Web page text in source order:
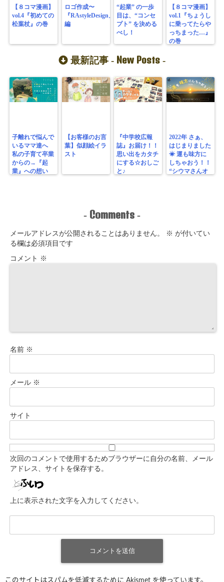
【８コマ漫画】
vol.4『初めての
松葉杖』の巻
ロゴ作成〜
『RAstyleDesign』
編
“起業” の一歩
目は、“コンセ
プト” を決める
べし！
【８コマ漫画】
vol.1『ちょうし
に乗ってたらや
っちまった…』
の巻
最新記事 - New Posts -
子離れで悩んで
いるママ達へ
私の子育て卒業
からの→『起
業』への想い
【お客様のお言
葉】似顔絵イラ
スト
『中学校広報
誌』お届け！！
思い出をカタチ
にする☆おしご
と♪
2022年 さぁ、
はじまりました
☀︎ 運も味方に
しちゃおう！！
“シウマさんオ
- Comments -
メールアドレスが公開されることはありません。 ※ が付いてい
る欄は必須項目です
コメント ※
名前 ※
メール ※
サイト
次回のコメントで使用するためブラウザーに自分の名前、メール
アドレス、サイトを保存する。
上に表示された文字を入力してください。
このサイトはスパムを低減するために Akismet を使っています。